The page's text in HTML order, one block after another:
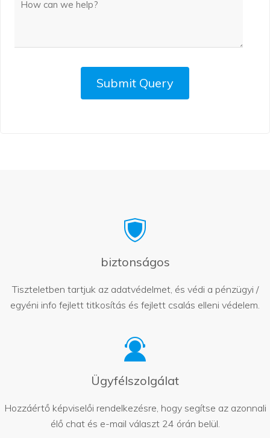
Submit Query
biztonságos
Tiszteletben tartjuk az adatvédelmet, és védi a pénzügyi /
egyéni info fejlett titkosítás és fejlett csalás elleni védelem.
Ügyfélszolgálat
Hozzáértő képviselői rendelkezésre, hogy segítse az azonnali
élő chat és e-mail választ 24 órán belül.